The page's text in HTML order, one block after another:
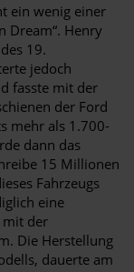
ein wenig einer
Dream“. Henry
19.
jedoch
fasste mit der
der Ford
mehr als 1.700-
dann das
15 Millionen
Fahrzeugs
eine
mit der
Die Herstellung
dauerte am